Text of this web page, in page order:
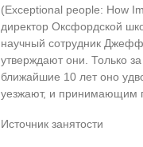
(Exceptional people: How
директор Оксфордской
научный сотрудник
утверждают они. Только
ближайшие 10 лет оно
уезжают, и принимающим
Источник занятости